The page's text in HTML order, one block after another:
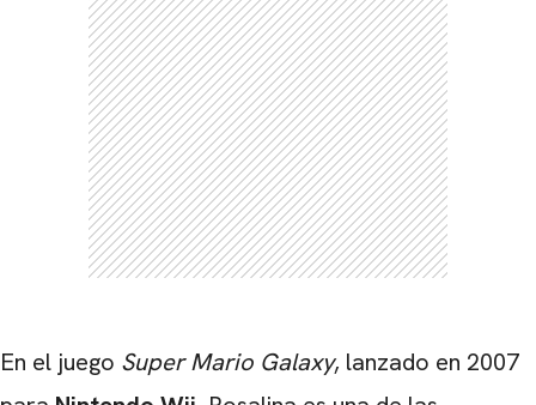
En el juego Super Mario Galaxy, lanzado en 2007
CARREGANDO PUBLICIDADE